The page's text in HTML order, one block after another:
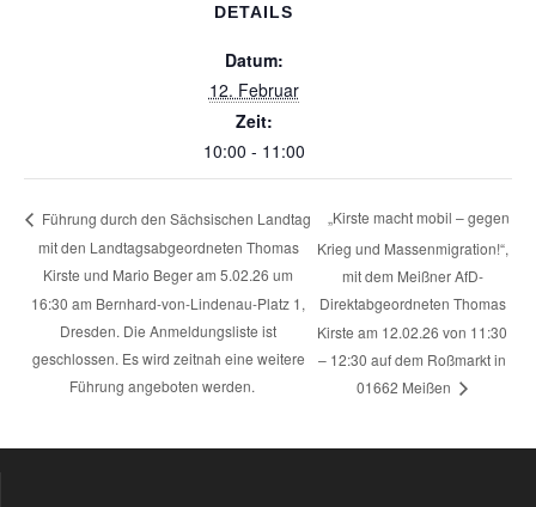
DETAILS
Datum:
12. Februar
Zeit:
10:00 - 11:00
Führung durch den Sächsischen Landtag
mit den Landtagsabgeordneten Thomas
Kirste und Mario Beger am 5.02.26 um
16:30 am Bernhard-von-Lindenau-Platz 1,
Dresden. Die Anmeldungsliste ist
geschlossen. Es wird zeitnah eine weitere
Führung angeboten werden.
„Kirste macht mobil – gegen
Krieg und Massenmigration!“,
mit dem Meißner AfD-
Direktabgeordneten Thomas
Kirste am 12.02.26 von 11:30
– 12:30 auf dem Roßmarkt in
01662 Meißen